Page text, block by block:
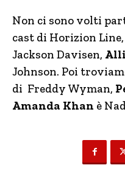
Non ci sono volti
cast di Horizion Line,
Jackson Davisen,
Johnson. Poi
di Freddy Wyman,
Amanda Khan è